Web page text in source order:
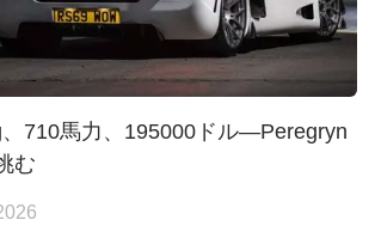
710馬力、195000ドル—Peregryn
む